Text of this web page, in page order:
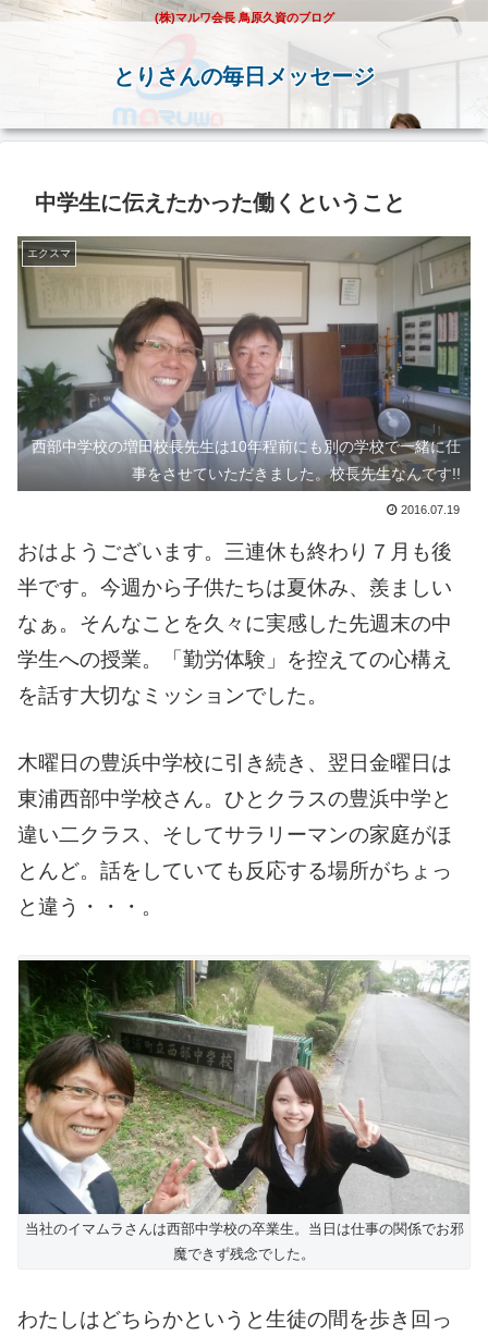
(株)マルワ会長 鳥原久資のブログ
とりさんの毎日メッセージ
中学生に伝えたかった働くということ
エクスマ
西部中学校の増田校長先生は10年程前にも別の学校で一緒に仕
事をさせていただきました。校長先生なんです!!
2016.07.19
おはようございます。三連休も終わり７月も後
半です。今週から子供たちは夏休み、羨ましい
なぁ。そんなことを久々に実感した先週末の中
学生への授業。「勤労体験」を控えての心構え
を話す大切なミッションでした。
木曜日の豊浜中学校に引き続き、翌日金曜日は
東浦西部中学校さん。ひとクラスの豊浜中学と
違い二クラス、そしてサラリーマンの家庭がほ
とんど。話をしていても反応する場所がちょっ
と違う・・・。
当社のイマムラさんは西部中学校の卒業生。当日は仕事の関係でお邪
魔できず残念でした。
わたしはどちらかというと生徒の間を歩き回っ